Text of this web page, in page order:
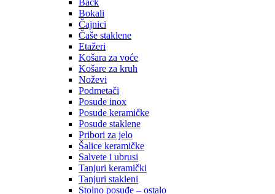
Bokali
Čajnici
Čaše staklene
Etažeri
Košara za voće
Košare za kruh
Noževi
Podmetači
Posude inox
Posude keramičke
Posude staklene
Pribori za jelo
Šalice keramičke
Salvete i ubrusi
Tanjuri keramički
Tanjuri stakleni
Stolno posuđe – ostalo